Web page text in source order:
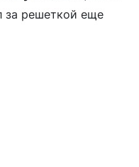
за решеткой еще